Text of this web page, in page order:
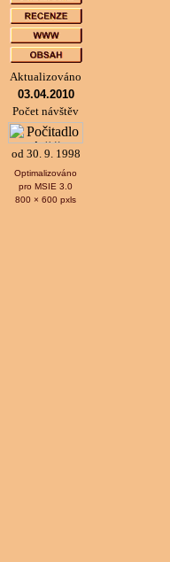
Aktualizováno
03.04.2010
Počet návštěv
od 30. 9. 1998
Optimalizováno
pro MSIE 3.0
800 × 600 pxls